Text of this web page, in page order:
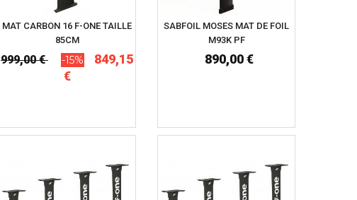
MAT CARBON 16 F-ONE TAILLE
85CM
999,00 € -15%
849,15
€
SABFOIL MOSES MAT DE FOIL
M93K PF
890,00 €